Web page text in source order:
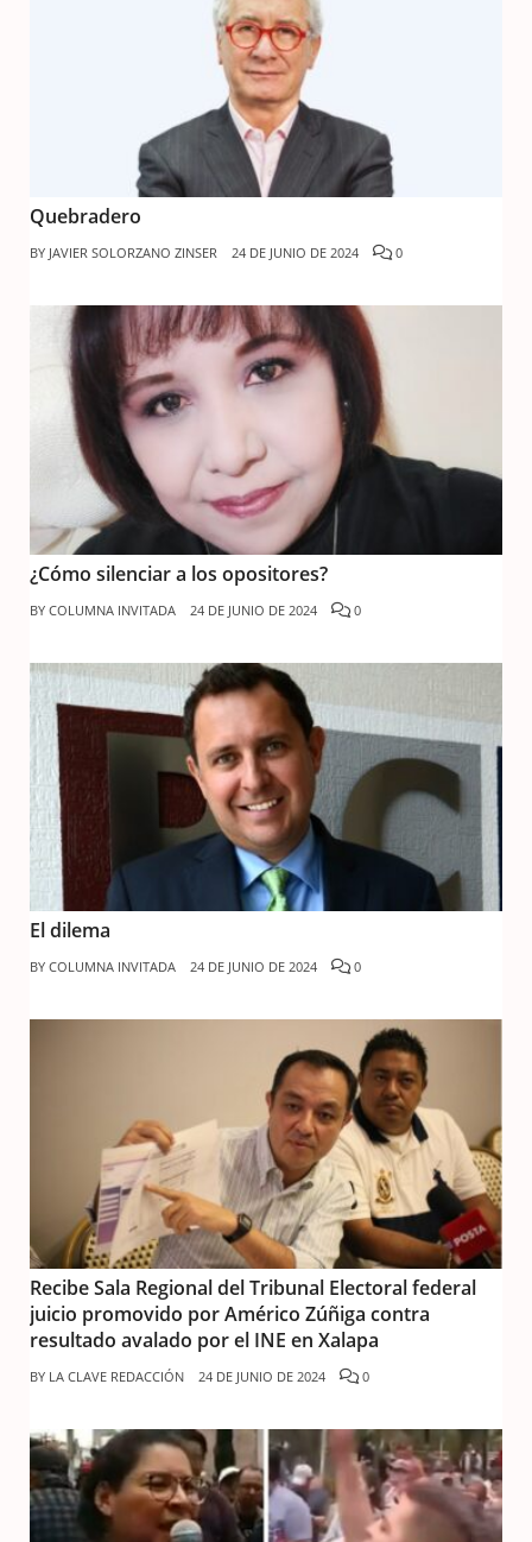
Quebradero
BY JAVIER SOLORZANO ZINSER 24 DE JUNIO DE 2024 0
¿Cómo silenciar a los opositores?
BY COLUMNA INVITADA 24 DE JUNIO DE 2024 0
El dilema
BY COLUMNA INVITADA 24 DE JUNIO DE 2024 0
Recibe Sala Regional del Tribunal Electoral federal
juicio promovido por Américo Zúñiga contra
resultado avalado por el INE en Xalapa
BY LA CLAVE REDACCIÓN 24 DE JUNIO DE 2024 0